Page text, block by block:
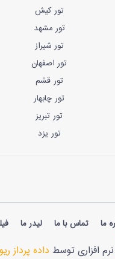
تور کیش
تور مشهد
تور شیراز
تور اصفهان
تور قشم
تور چابهار
تور تبریز
تور یزد
ما تماس با ما لیدر ما
افزاری توسط داده پرداز